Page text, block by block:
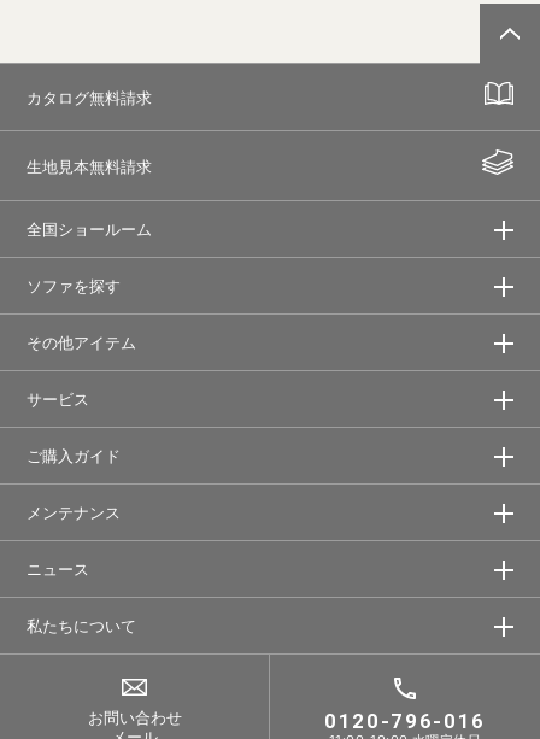
カタログ無料請求
生地見本無料請求
全国ショールーム
ソファを探す
その他アイテム
サービス
ご購入ガイド
メンテナンス
ニュース
私たちについて
お問い合わせ
0120-796-016